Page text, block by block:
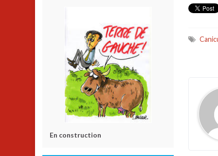
En construction